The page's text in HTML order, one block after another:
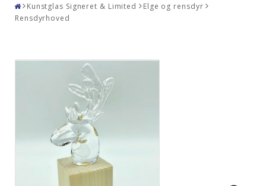
Kunstglas Signeret & Limited
Elge og rensdyr
Rensdyrhoved